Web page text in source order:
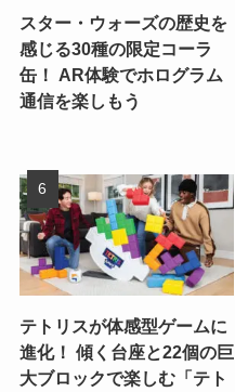
スター・ウォーズの歴史を
感じる30種の限定コーラ
缶！ AR体験でホログラム
通信を楽しもう
テトリスが体感型ゲームに
進化！ 傾く台座と22個の巨
大ブロックで楽しむ「テト